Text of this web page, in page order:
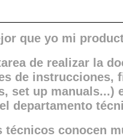
que yo mi
de realizar la
de instrucciones,
set up manuals...)
departamento
técnicos conocen